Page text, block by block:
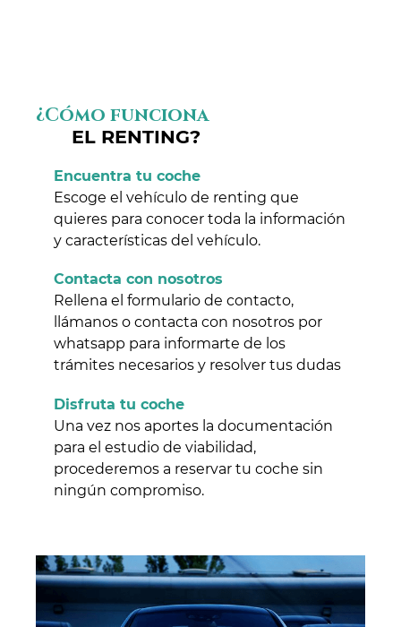
¿Cómo funciona
EL RENTING?
Encuentra tu coche
Escoge el vehículo de renting que
quieres para conocer toda la información
y características del vehículo.
Contacta con nosotros
Rellena el formulario de contacto,
llámanos o contacta con nosotros por
whatsapp para informarte de los
trámites necesarios y resolver tus dudas
Disfruta tu coche
Una vez nos aportes la documentación
para el estudio de viabilidad,
procederemos a reservar tu coche sin
ningún compromiso.